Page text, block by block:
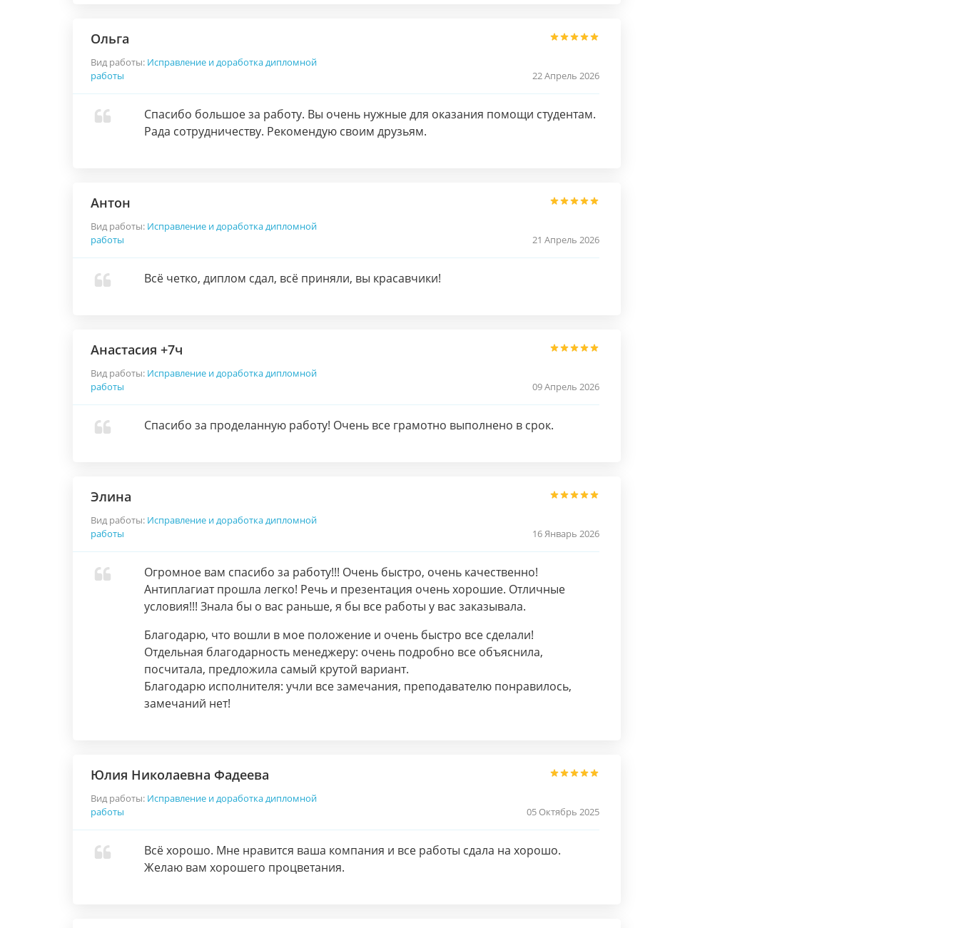
Ольга
Вид работы: Исправление и доработка дипломной
работы
22 Апрель 2026
Спасибо большое за работу. Вы очень нужные для оказания помощи студентам.
Рада сотрудничеству. Рекомендую своим друзьям.
Антон
Вид работы: Исправление и доработка дипломной
работы
21 Апрель 2026
Всё четко, диплом сдал, всё приняли, вы красавчики!
Анастасия +7ч
Вид работы: Исправление и доработка дипломной
работы
09 Апрель 2026
Спасибо за проделанную работу! Очень все грамотно выполнено в срок.
Элина
Вид работы: Исправление и доработка дипломной
работы
16 Январь 2026
Огромное вам спасибо за работу!!! Очень быстро, очень качественно!
Антиплагиат прошла легко! Речь и презентация очень хорошие. Отличные
условия!!! Знала бы о вас раньше, я бы все работы у вас заказывала.
Благодарю, что вошли в мое положение и очень быстро все сделали!
Отдельная благодарность менеджеру: очень подробно все объяснила,
посчитала, предложила самый крутой вариант.
Благодарю исполнителя: учли все замечания, преподавателю понравилось,
замечаний нет!
Юлия Николаевна Фадеева
Вид работы: Исправление и доработка дипломной
работы
05 Октябрь 2025
Всё хорошо. Мне нравится ваша компания и все работы сдала на хорошо.
Желаю вам хорошего процветания.